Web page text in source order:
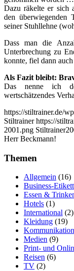
Dazu räkelte er sich
den überwiegenden
seiner Stuhllehne
Dass man die
Unterbrechung zu
konnte, fiel dann
Als Fazit bleibt:
Das nenne ich
wertschätzendes
https://stiltrainer.de/
Stiltrainer https://
2001.png Stiltrainer
Herr Beckmann!
Themen
Allgemein (16)
Business-
Essen &
Hotels (1)
International (2)
Kleidung (19)
Kommunikation
Medien (9)
Print- und
Reisen (6)
TV (2)